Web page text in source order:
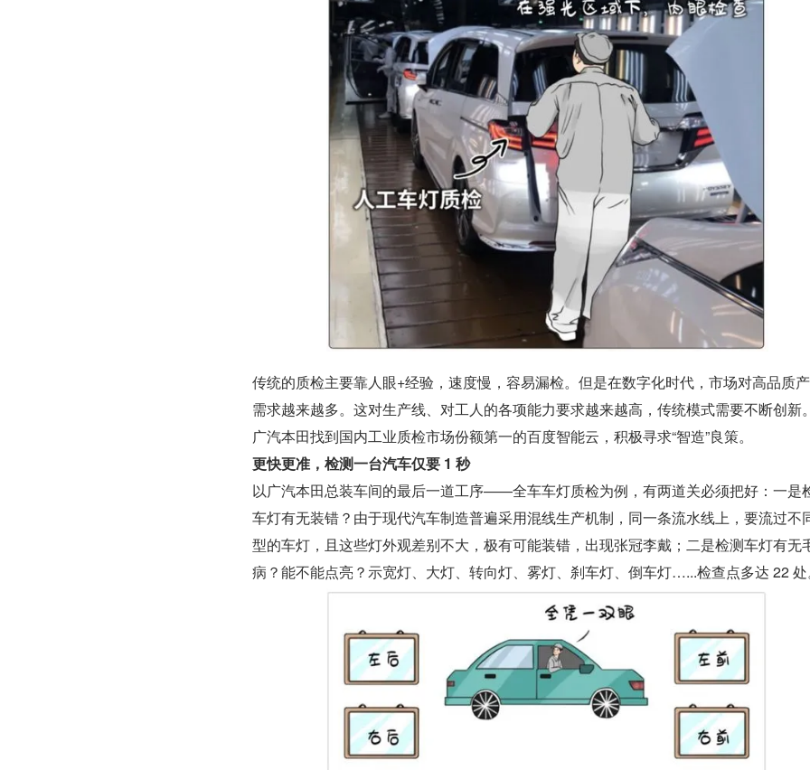
传统的质检主要靠人眼+经验，速度慢，容易漏检。但是在数字化时代，市场对高品质
需求越来越多。这对生产线、对工人的各项能力要求越来越高，传统模式需要不断创新
广汽本田找到国内工业质检市场份额第一的百度智能云，积极寻求“智造”良策。
更快更准，检测一台汽车仅要 1 秒
以广汽本田总装车间的最后一道工序——全车车灯质检为例，有两道关必须把好：一是
车灯有无装错？由于现代汽车制造普遍采用混线生产机制，同一条流水线上，要流过不
型的车灯，且这些灯外观差别不大，极有可能装错，出现张冠李戴；二是检测车灯有无
病？能不能点亮？示宽灯、大灯、转向灯、雾灯、刹车灯、倒车灯…...检查点多达 22